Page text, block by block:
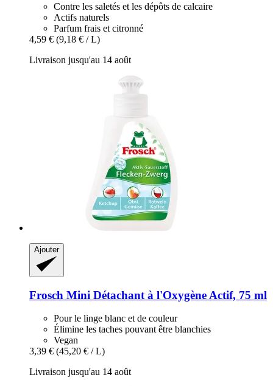
Contre les saletés et les dépôts de calcaire
Actifs naturels
Parfum frais et citronné
4,59 € (9,18 € / L)
Livraison jusqu'au 14 août
Ajouter
Frosch Mini Détachant à l'Oxygène Actif, 75 ml
Pour le linge blanc et de couleur
Élimine les taches pouvant être blanchies
Vegan
3,39 € (45,20 € / L)
Livraison jusqu'au 14 août